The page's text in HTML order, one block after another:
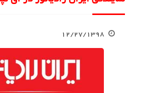
۱۲/۲۷/۱۳۹۸